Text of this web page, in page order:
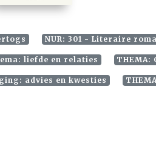
NUR: 301 - Literaire
liefde en relaties
advies en kwesties